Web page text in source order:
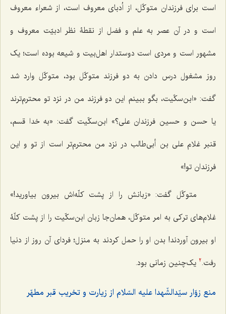
است برای فرزندان متوکّل، از اُدبای معروف است، از شعراء معروف
است و در آن عصر به علم و فضل از نقطۀ نظر ادبیّت معروف و
مشهور است و مردی است دوستدار اهل‌بیت و شیعه بوده است؛ یک
روز مشغول درس دادن به دو فرزند متوکّل بود، متوکّل وارد شد
گفت: «ابن‌سکّیت، بگو ببینم این دو فرزند من در نزد تو محترم‌ترند
یا حسن و حسین فرزندان علی؟» ابن‌سکّیت گفت: «به خدا قسم،
قنبر غلام علی بن أبی‌طالب در نزد من محترم‌تر است از تو و این
فرزندان تو!»
متوکّل گفت: «زبانش را از پشت کلّه‌اش بیرون بیاورید!»
غلام‌های ترکی به امر متوکّل، همان‌جا زبان ابن‌سکّیت را از پشت کلّۀ
او بیرون آوردند! بدن او را حمل کردند به منزل؛ فردای آن روز از دنیا
رفت.2 یک‌چنین زمانی بود.
منع زوّار سیّدالشّهدا علیه السّلام از زیارت و تخریب قبر مطهّر